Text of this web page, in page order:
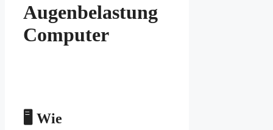
Augenbelastung
Computer
🖥️ Wie